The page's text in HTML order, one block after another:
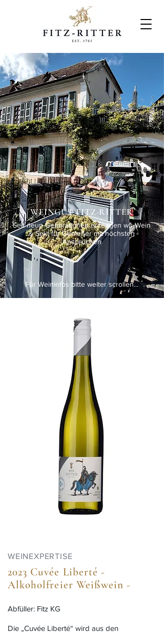
WEINEXPERTISE
2023 Cuvée Liberté -
Alkoholfreier Weißwein -
Abfüller: Fitz KG
Die „Cuvée Liberté“ wird aus den
WEINGUT FITZ-RITTER
Seit neun Generationen erzeugen wir Wein
& Sekt für Genießer mit höchsten
Ansprüchen
Für Weininfos bitte weiter scrollen...